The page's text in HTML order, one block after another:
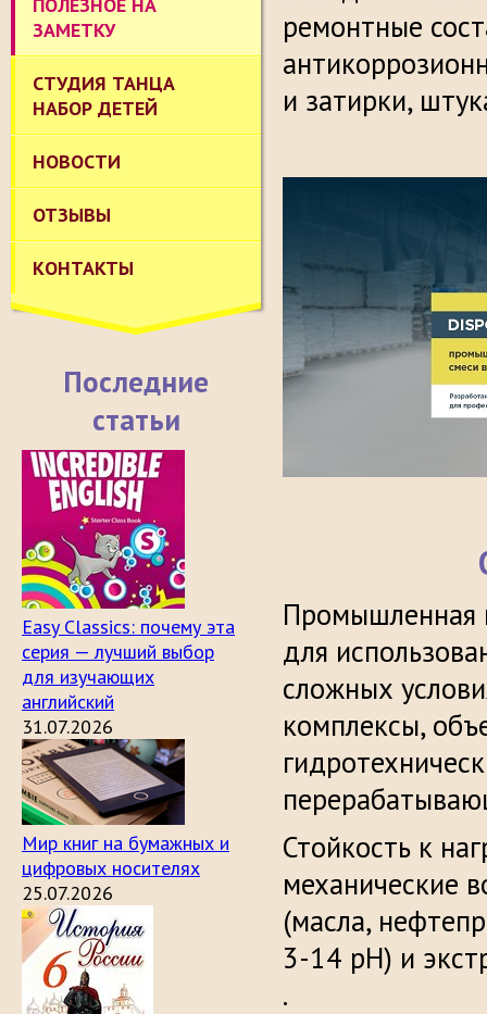
ЗАМЕТКУ
СТУДИЯ ТАНЦА
НАБОР ДЕТЕЙ
НОВОСТИ
ОТЗЫВЫ
КОНТАКТЫ
Последние
статьи
Easy Classics: почему эта
серия — лучший выбор
для изучающих
английский
31.07.2026
Мир книг на бумажных и
цифровых носителях
25.07.2026
ремонтные
и затирки,
Промышленная
для
сложных
комплексы,
Стойкость к
механические
(масла,
3-14 pH) и
.